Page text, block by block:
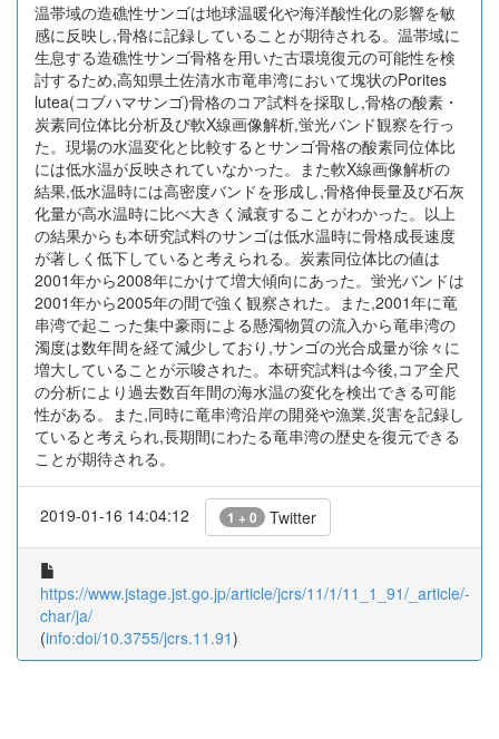
温帯域の造礁性サンゴは地球温暖化や海洋酸性化の影響を敏
感に反映し,骨格に記録していることが期待される。温帯域に
生息する造礁性サンゴ骨格を用いた古環境復元の可能性を検
討するため,高知県土佐清水市竜串湾において塊状のPorites
lutea(コブハマサンゴ)骨格のコア試料を採取し,骨格の酸素・
炭素同位体比分析及び軟X線画像解析,蛍光バンド観察を行っ
た。現場の水温変化と比較するとサンゴ骨格の酸素同位体比
には低水温が反映されていなかった。また軟X線画像解析の
結果,低水温時には高密度バンドを形成し,骨格伸長量及び石灰
化量が高水温時に比べ大きく減衰することがわかった。以上
の結果からも本研究試料のサンゴは低水温時に骨格成長速度
が著しく低下していると考えられる。炭素同位体比の値は
2001年から2008年にかけて増大傾向にあった。蛍光バンドは
2001年から2005年の間で強く観察された。また,2001年に竜
串湾で起こった集中豪雨による懸濁物質の流入から竜串湾の
濁度は数年間を経て減少しており,サンゴの光合成量が徐々に
増大していることが示唆された。本研究試料は今後,コア全尺
の分析により過去数百年間の海水温の変化を検出できる可能
性がある。また,同時に竜串湾沿岸の開発や漁業,災害を記録し
ていると考えられ,長期間にわたる竜串湾の歴史を復元できる
ことが期待される。
2019-01-16 14:04:12 1 + 0 Twitter
https://www.jstage.jst.go.jp/article/jcrs/11/1/11_1_91/_article/-
char/ja/
(info:doi/10.3755/jcrs.11.91)